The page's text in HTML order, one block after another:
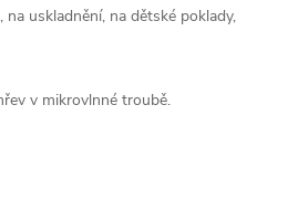
uskladnění, na dětské poklady,
v mikrovlnné troubě.